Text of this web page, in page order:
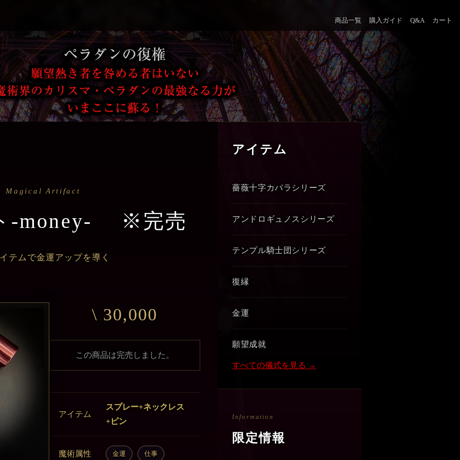
商品一覧 購入ガイド Q&A カート
Magical Artifact
-money- ※完売
テムで金運アップを導く
\ 30,000
この商品は完売しました。
アイテム
スプレー+ネックレス
+ピン
魔術属性 金運 仕事
アイテム
薔薇十字カバラシリーズ
アンドロギュノスシリーズ
テンプル騎士団シリーズ
復縁
金運
願望成就
すべての儀式を見る →
Information
限定情報